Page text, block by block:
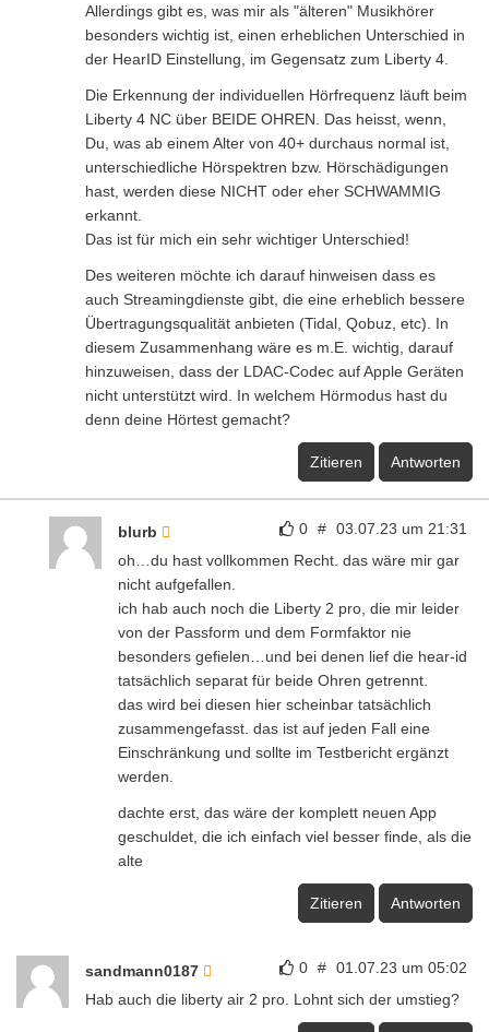
Allerdings gibt es, was mir als "älteren" Musikhörer
besonders wichtig ist, einen erheblichen Unterschied in
der HearID Einstellung, im Gegensatz zum Liberty 4.
Die Erkennung der individuellen Hörfrequenz läuft beim
Liberty 4 NC über BEIDE OHREN. Das heisst, wenn,
Du, was ab einem Alter von 40+ durchaus normal ist,
unterschiedliche Hörspektren bzw. Hörschädigungen
hast, werden diese NICHT oder eher SCHWAMMIG
erkannt.
Das ist für mich ein sehr wichtiger Unterschied!
Des weiteren möchte ich darauf hinweisen dass es
auch Streamingdienste gibt, die eine erheblich bessere
Übertragungsqualität anbieten (Tidal, Qobuz, etc). In
diesem Zusammenhang wäre es m.E. wichtig, darauf
hinzuweisen, dass der LDAC-Codec auf Apple Geräten
nicht unterstützt wird. In welchem Hörmodus hast du
denn deine Hörtest gemacht?
Zitieren Antworten
0 # 03.07.23 um 21:31
blurb
oh…du hast vollkommen Recht. das wäre mir gar
nicht aufgefallen.
ich hab auch noch die Liberty 2 pro, die mir leider
von der Passform und dem Formfaktor nie
besonders gefielen…und bei denen lief die hear-id
tatsächlich separat für beide Ohren getrennt.
das wird bei diesen hier scheinbar tatsächlich
zusammengefasst. das ist auf jeden Fall eine
Einschränkung und sollte im Testbericht ergänzt
werden.
dachte erst, das wäre der komplett neuen App
geschuldet, die ich einfach viel besser finde, als die
alte
Zitieren Antworten
0 # 01.07.23 um 05:02
sandmann0187
Hab auch die liberty air 2 pro. Lohnt sich der umstieg?